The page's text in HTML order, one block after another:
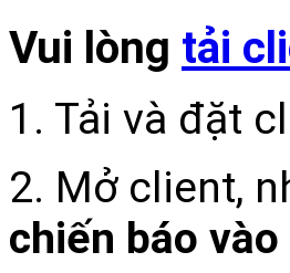
Vui lòng tải
1. Tải và đặt
2. Mở client,
chiến báo vào